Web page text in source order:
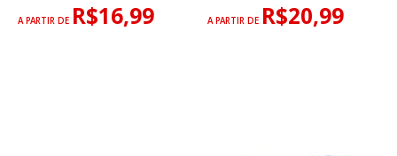
A PARTIR DE R$16,99 A PARTIR DE R$20,99